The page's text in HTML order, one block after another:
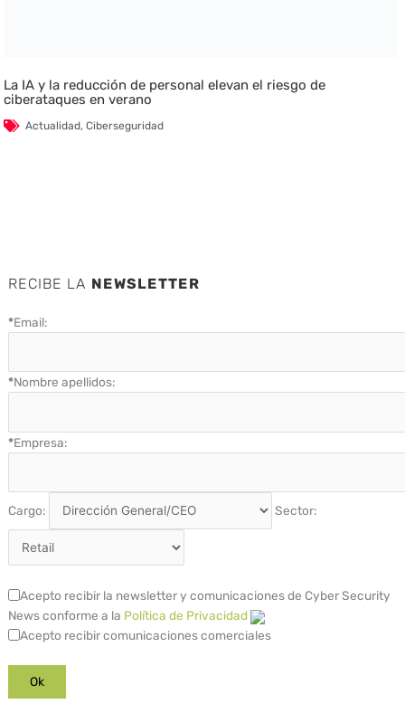
La IA y la reducción de personal elevan el riesgo de
ciberataques en verano
Actualidad,Ciberseguridad
RECIBE LA NEWSLETTER
*Email:
*Nombre apellidos:
*Empresa:
Cargo: Sector:
Acepto recibir la newsletter y comunicaciones de Cyber Security
News conforme a la Política de Privacidad
Acepto recibir comunicaciones comerciales